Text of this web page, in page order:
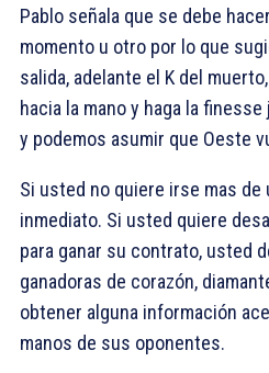
Pablo señala que se debe
momento u otro por lo que
salida, adelante el K del muerto,
hacia la mano y haga la finesse
y podemos asumir que Oeste
Si usted no quiere irse mas de
inmediato. Si usted quiere
para ganar su contrato, usted
ganadoras de corazón,
obtener alguna información
manos de sus oponentes.